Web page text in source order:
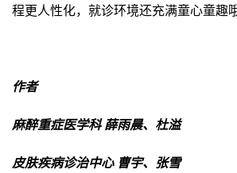
程更人性化，就诊环境还充满童心童趣哦
作者
麻醉重症医学科 薛雨晨、杜溢
皮肤疾病诊治中心 曹宇、张雪